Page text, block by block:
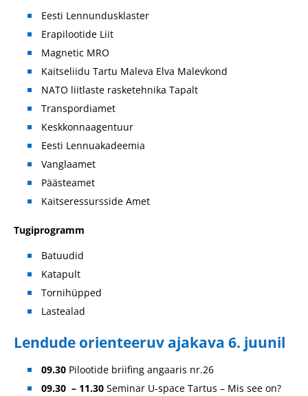
Eesti Lennundusklaster
Erapilootide Liit
Magnetic MRO
Kaitseliidu Tartu Maleva Elva Malevkond
NATO liitlaste rasketehnika Tapalt
Transpordiamet
Keskkonnaagentuur
Eesti Lennuakadeemia
Vanglaamet
Päästeamet
Kaitseressursside Amet
Tugiprogramm
Batuudid
Katapult
Tornihüpped
Lastealad
Lendude orienteeruv ajakava 6. juunil
09.30 Pilootide briifing angaaris nr.26
09.30 – 11.30 Seminar U-space Tartus – Mis see on?